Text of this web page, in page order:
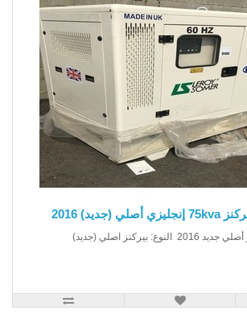
للبيع مولد كهرباء بيركنز أصلي جديد 2016 النوع: بيركنز اصلي (جديد)